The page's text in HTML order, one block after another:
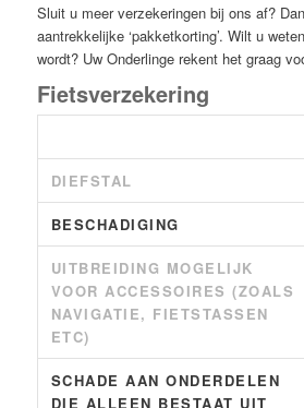
Sluit u meer verzekeringen bij ons af?
aantrekkelijke ‘pakketkorting’. Wilt u
wordt? Uw Onderlinge rekent het graag
Fietsverzekering
DIEFSTAL
BESCHADIGING
UITBREIDING MOGELIJK
VOOR ACCESSOIRES (ZOALS
NAVIGATIE, FIETSTASSEN
ETC)
SCHADE AAN ONDERDELEN
DIE ALLEEN BESTAAT UIT